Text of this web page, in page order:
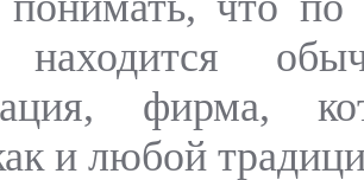
находится
фирма,
и любой